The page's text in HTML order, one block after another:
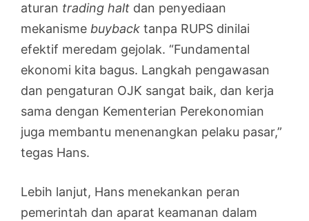
aturan trading halt dan penyediaan
mekanisme buyback tanpa RUPS dinilai
efektif meredam gejolak. “Fundamental
ekonomi kita bagus. Langkah pengawasan
dan pengaturan OJK sangat baik, dan kerja
sama dengan Kementerian Perekonomian
juga membantu menenangkan pelaku pasar,”
tegas Hans.
Lebih lanjut, Hans menekankan peran
pemerintah dan aparat keamanan dalam